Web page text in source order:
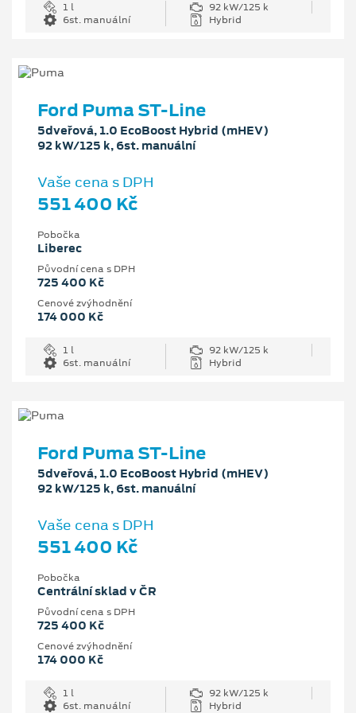
1 l
92 kW/125 k
6st. manuální
Hybrid
Ford Puma ST-Line
5dveřová, 1.0 EcoBoost Hybrid (mHEV)
92 kW/125 k, 6st. manuální
Vaše cena s DPH
551 400 Kč
Pobočka
Liberec
Původní cena s DPH
725 400 Kč
Cenové zvýhodnění
174 000 Kč
1 l
92 kW/125 k
6st. manuální
Hybrid
Ford Puma ST-Line
5dveřová, 1.0 EcoBoost Hybrid (mHEV)
92 kW/125 k, 6st. manuální
Vaše cena s DPH
551 400 Kč
Pobočka
Centrální sklad v ČR
Původní cena s DPH
725 400 Kč
Cenové zvýhodnění
174 000 Kč
1 l
92 kW/125 k
6st. manuální
Hybrid